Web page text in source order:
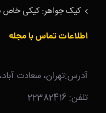
کیک جواهر: کیکی خاص برای تولد ۶۲
اطلاعات تماس با مجله
آدرس:تهران، سعادت آباد،
تلفن: 22382416